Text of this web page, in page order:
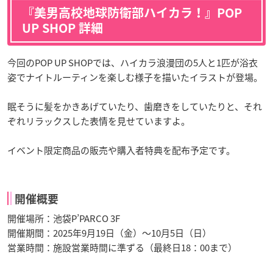
『美男高校地球防衛部ハイカラ！』POP
UP SHOP 詳細
今回のPOP UP SHOPでは、ハイカラ浪漫団の5人と1匹が浴衣
姿でナイトルーティンを楽しむ様子を描いたイラストが登場。
眠そうに髪をかきあげていたり、歯磨きをしていたりと、それ
ぞれリラックスした表情を見せていますよ。
イベント限定商品の販売や購入者特典を配布予定です。
開催概要
開催場所：池袋P’PARCO 3F
開催期間：2025年9月19日（金）～10月5日（日）
営業時間：施設営業時間に準ずる（最終日18：00まで）